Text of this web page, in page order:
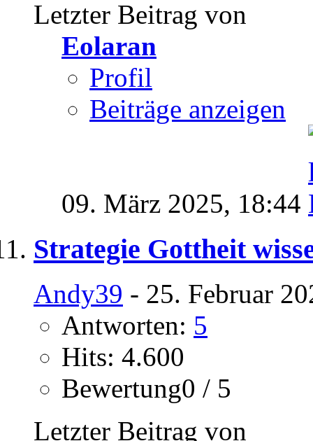
Letzter Beitrag von
Eolaran
Profil
Beiträge anzeigen
09. März 2025, 18:44
Strategie Gottheit
Andy39 - 25. Februar
Antworten: 5
Hits: 4.600
Bewertung0 / 5
Letzter Beitrag von